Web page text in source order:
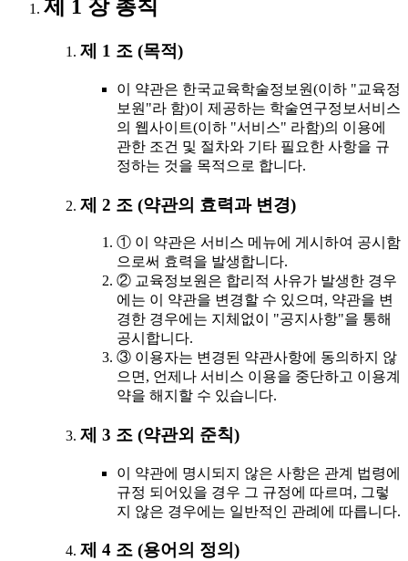
제 1 장 총칙
제 1 조 (목적)
이 약관은 한국교육학술정보원(이하 "교육정
보원"라 함)이 제공하는 학술연구정보서비스
의 웹사이트(이하 "서비스" 라함)의 이용에
관한 조건 및 절차와 기타 필요한 사항을 규
정하는 것을 목적으로 합니다.
제 2 조 (약관의 효력과 변경)
① 이 약관은 서비스 메뉴에 게시하여 공시함
으로써 효력을 발생합니다.
② 교육정보원은 합리적 사유가 발생한 경우
에는 이 약관을 변경할 수 있으며, 약관을 변
경한 경우에는 지체없이 "공지사항"을 통해
공시합니다.
③ 이용자는 변경된 약관사항에 동의하지 않
으면, 언제나 서비스 이용을 중단하고 이용계
약을 해지할 수 있습니다.
제 3 조 (약관외 준칙)
이 약관에 명시되지 않은 사항은 관계 법령에
규정 되어있을 경우 그 규정에 따르며, 그렇
지 않은 경우에는 일반적인 관례에 따릅니다.
제 4 조 (용어의 정의)